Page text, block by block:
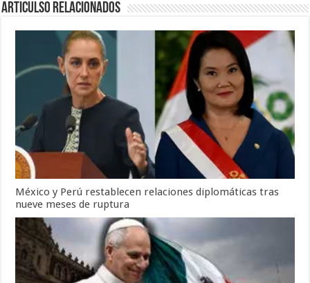
Articulso Relacionados
México y Perú restablecen relaciones diplomáticas tras
nueve meses de ruptura